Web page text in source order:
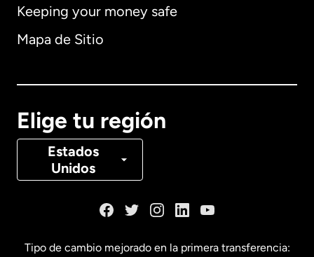
Keeping your money safe
Mapa de Sitio
Elige tu región
Estados
Unidos
Alemania
Canadá Français
Tipo de cambio mejorado en la primera transferencia: